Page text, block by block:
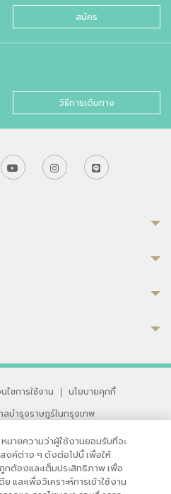
สมัคร
วิธีการเดินทาง
ไขการใช้งาน |
นโยบายคุกกี้
บำรุงราษฎร์ในกรุงเทพ
กรุงเทพ 10110 ประเทศไทย
หาในการใช้เว็บไซต์ของเรา
ายความว่าผู้ใช้งานยอมรับที่จะ
งค์ต่าง ๆ ดังต่อไปนี้ เพื่อให้
กต้องและเต็มประสิทธิภาพ เพื่อ
และเพื่อวิเคราะห์การเข้าใช้งาน